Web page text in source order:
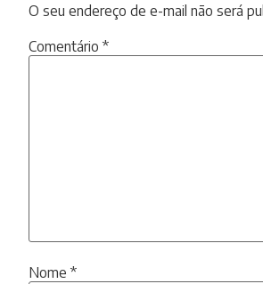
O seu endereço de e-mail não será
Comentário *
Nome *